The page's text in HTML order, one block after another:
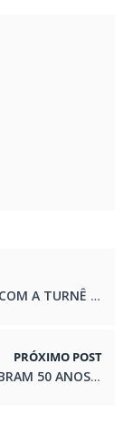
E BRINCAR
PRÓXIMO POST
TOQUINHO, JOÃO BOSCO E MPB4 CELEBRAM 50 ANOS DE CARREIRA EM CURITIBA